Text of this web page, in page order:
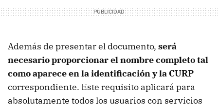
Además de presentar el documento, será
necesario proporcionar el nombre completo tal
como aparece en la identificación y la CURP
correspondiente. Este requisito aplicará para
absolutamente todos los usuarios con servicios